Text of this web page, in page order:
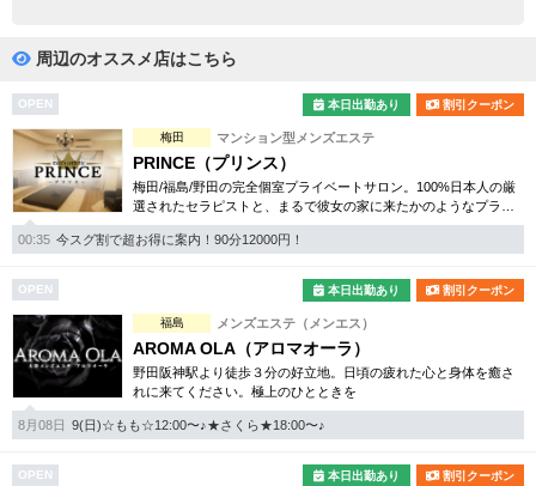
ペアルームあり
岩盤浴あり
日本人スタッフのみ
スタッフ指名可 Ｗセラピスト
こだわり条件を変更
周辺のオススメ店はこちら
OPEN 本日出勤あり 割引クーポン
梅田 マンション型メンズエステ
PRINCE（プリンス）
梅田/福島/野田の完全個室プライベートサロン。100%日本人の厳
選されたセラピストと、まるで彼女の家に来たかのようなプライ
ベート空間で癒しのひとときをお過ごし下さい。
00:35 今スグ割で超お得に案内！90分12000円！
OPEN 本日出勤あり 割引クーポン
福島 メンズエステ（メンエス）
AROMA OLA（アロマオーラ）
野田阪神駅より徒歩３分の好立地。日頃の疲れた心と身体を癒さ
れに来てください。極上のひとときを
8月08日 9(日)☆もも☆12:00〜♪★さくら★18:00〜♪
OPEN 本日出勤あり 割引クーポン